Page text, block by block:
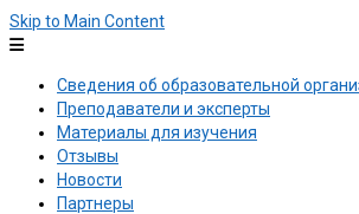
Skip to Main Content
Сведения об образовательной
Преподаватели и эксперты
Материалы для изучения
Отзывы
Новости
Партнеры